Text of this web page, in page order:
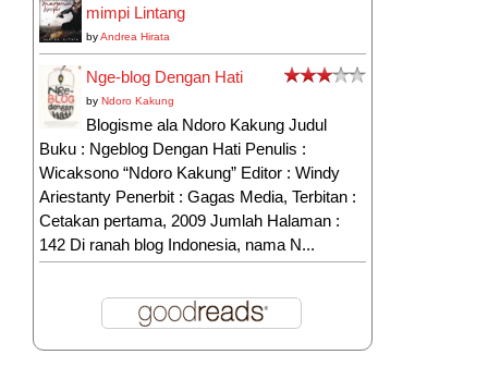
mimpi Lintang
byAndrea Hirata
Nge-blog Dengan Hati
byNdoro Kakung
Blogisme ala Ndoro Kakung Judul
Buku : Ngeblog Dengan Hati Penulis :
Wicaksono “Ndoro Kakung” Editor : Windy
Ariestanty Penerbit : Gagas Media, Terbitan :
Cetakan pertama, 2009 Jumlah Halaman :
142 Di ranah blog Indonesia, nama N...